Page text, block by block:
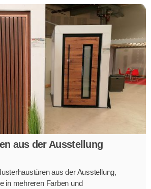
aus der Ausstellung
aus der Ausstellung,
in mehreren Farben und